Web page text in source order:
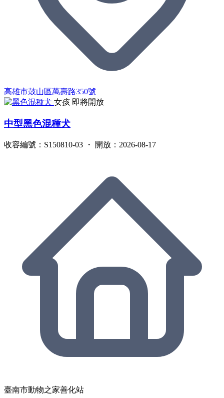
高雄市鼓山區萬壽路350號
女孩 即將開放
中型黑色混種犬
收容編號：S150810-03 ・ 開放：2026-08-17
臺南市動物之家善化站